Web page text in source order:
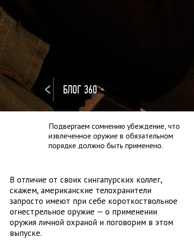
БЛОГ 360
Подвергаем сомнению убеждение, что
извлеченное оружие в обязательном
порядке должно быть применено.
В отличие от своих сингапурских коллег,
скажем, американские телохранители
запросто имеют при себе короткоствольное
огнестрельное оружие — о применении
оружия личной охраной и поговорим в этом
выпуске.